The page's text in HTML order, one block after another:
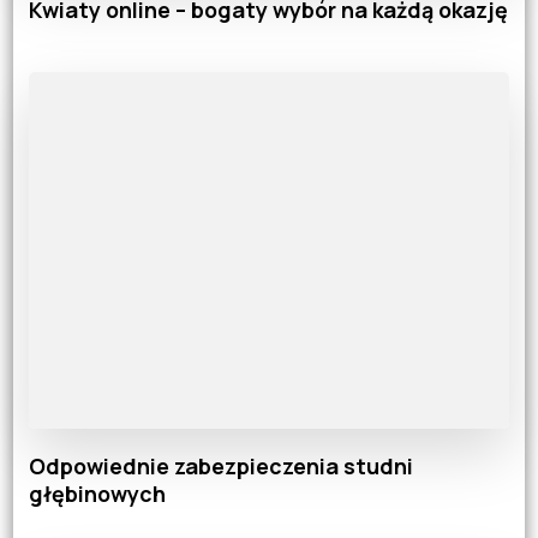
Kwiaty online – bogaty wybór na każdą okazję
Odpowiednie zabezpieczenia studni
głębinowych